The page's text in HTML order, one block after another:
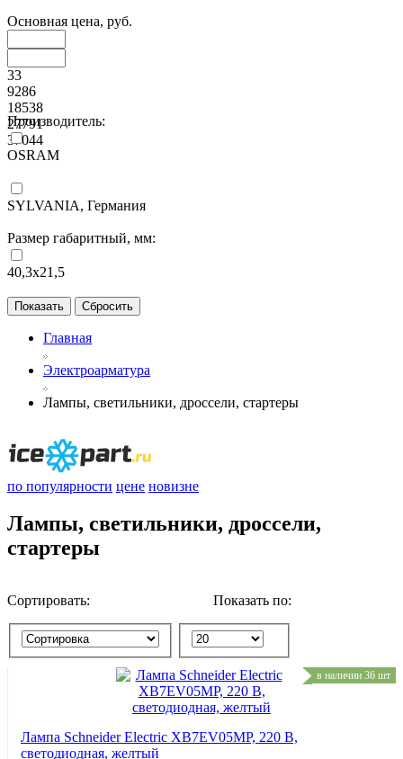
Основная цена, руб.
33
9286
18538
27791
37044
Производитель:
OSRAM
SYLVANIA, Германия
Размер габаритный, мм:
40,3х21,5
Главная
Электроарматура
Лампы, светильники, дроссели, стартеры
по популярности цене новизне
Лампы, светильники, дроссели,
стартеры
Сортировать: Показать по:
в наличии 36 шт
Лампа Schneider Electric XB7EV05MP, 220 В,
светодиодная, желтый